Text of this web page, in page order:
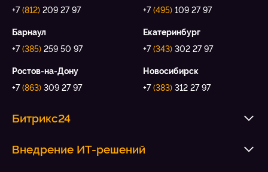
+7(812) 209 27 97
+7(495) 109 27 97
Барнаул
+7(385) 259 50 97
Екатеринбург
+7(343) 302 27 97
Ростов-на-Дону
+7(863) 309 27 97
Новосибирск
+7(383) 312 27 97
Битрикс24
Внедрение ИТ-решений